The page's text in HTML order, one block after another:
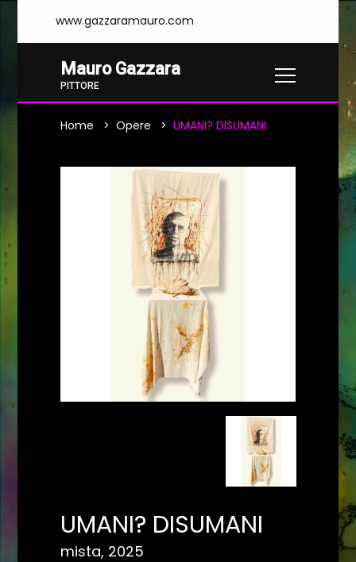
www.gazzaramauro.com
Mauro Gazzara
PITTORE
Home Opere UMANI? DISUMANI
UMANI? DISUMANI
mista, 2025